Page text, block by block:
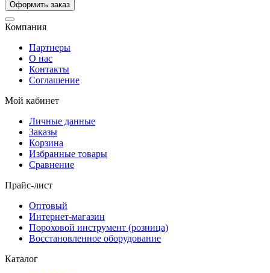
Компания
Партнеры
О нас
Контакты
Соглашение
Мой кабинет
Личные данные
Заказы
Корзина
Избранные товары
Сравнение
Прайс-лист
Оптовый
Интернет-магазин
Пороховой инструмент (розница)
Восстановленное оборудование
Каталог